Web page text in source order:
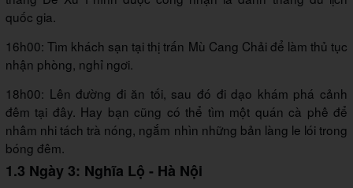
quốc gia.
16h00: Tìm khách sạn tại thị trấn Mù Cang Chải để làm thủ tục
nhận phòng, nghỉ ngơi.
18h00: Lên đường đi ăn tối, sau đó đi dạo khám phá cảnh
đêm tại đây. Hay bạn cũng có thể tìm một quán cà phê để
nhâm nhi tách trà nóng, ngắm nhìn những bản làng le lói trong
bóng đêm.
1.3 Ngày 3: Nghĩa Lộ - Hà Nội